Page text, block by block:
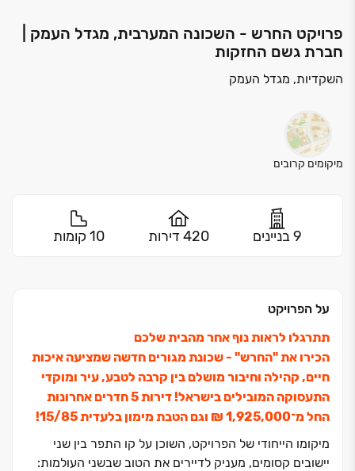
פרויקט החרש - השכונה המערבית, מגדל העמק |
חברת גשם החזקות
השקדיות, מגדל העמק
מיקומים קרובים
9 בניינים 420 דירות 10 קומות
על הפרויקט
תתרגלו לראות נוף אחר מהבית שלכם
הכירו את "החרש" ‏- שכונת מגורים חדשה שמציעה איכות
חיים, קהילה וחיבור מושלם בין קרבה לטבע, עיר ומוקדי
התעסוקה המובילים בישראל! דירות ‏5 חדרים אחרונות
החל מ־‏1,925,000 ‏₪ וגם הטבת מימון בלעדית 15/85!
מיקומו הייחודי של הפרויקט, השוכן על קו התפר בין שני
יישובים קסומים, מעניק לדיירים את הטוב שבשני העולמות: